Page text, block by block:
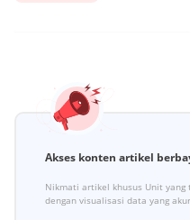
Akses konten artikel
Nikmati artikel khusus Unit
dengan visualisasi data yang